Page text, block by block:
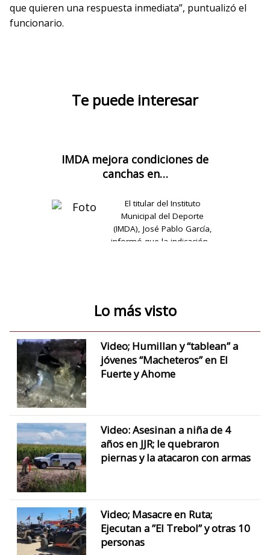
que quieren una respuesta inmediata”, puntualizó el
funcionario.
Te puede interesar
IMDA mejora condiciones de
canchas en…
El titular del Instituto
Municipal del Deporte
(IMDA), José Pablo García,
informó que la indicación…
Lo más visto
Video; Humillan y “tablean” a
jóvenes “Macheteros” en El
Fuerte y Ahome
Video: Asesinan a niña de 4
años en JJR; le quebraron
piernas y la atacaron con armas
Video; Masacre en Ruta;
Ejecutan a ”El Trebol” y otras 10
personas